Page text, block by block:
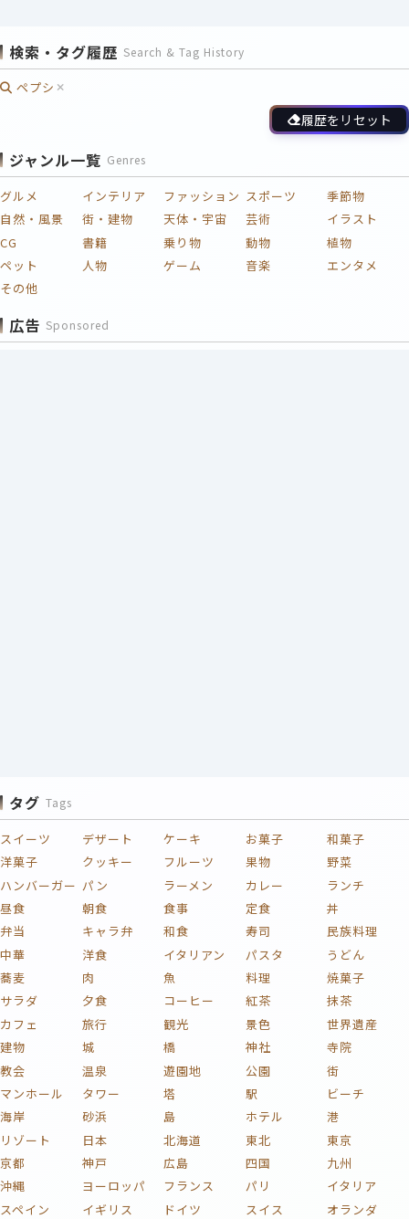
検索・タグ履歴 Search & Tag History
ペプシ
履歴をリセット
ジャンル一覧 Genres
グルメ インテリア ファッション スポーツ
季節物
自然・風景
街・建物 天体・宇宙 芸術
イラスト
CG
書籍 乗り物 動物
植物
ペット
人物 ゲーム 音楽
エンタメ
その他
広告 Sponsored
タグ Tags
スイーツ デザート ケーキ お菓子
和菓子
洋菓子
クッキー フルーツ 果物
野菜
ハンバーガー パン ラーメン カレー
ランチ
昼食
朝食 食事 定食
丼
弁当
キャラ弁 和食 寿司
民族料理
中華
洋食 イタリアン パスタ
うどん
蕎麦
肉 魚 料理
焼菓子
サラダ
夕食 コーヒー 紅茶
抹茶
カフェ
旅行 観光 景色
世界遺産
建物
城 橋 神社
寺院
教会
温泉 遊園地 公園
街
マンホール
タワー 塔 駅
ビーチ
海岸
砂浜 島 ホテル
港
リゾート
日本 北海道 東北
東京
京都
神戸 広島 四国
九州
沖縄
ヨーロッパ フランス パリ
イタリア
スペイン
イギリス ドイツ スイス
オランダ